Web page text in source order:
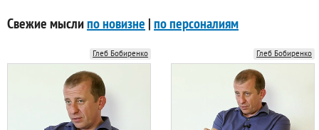
Свежие мыслипо новизне по персоналиям
Глеб Бобиренко Глеб Бобиренко